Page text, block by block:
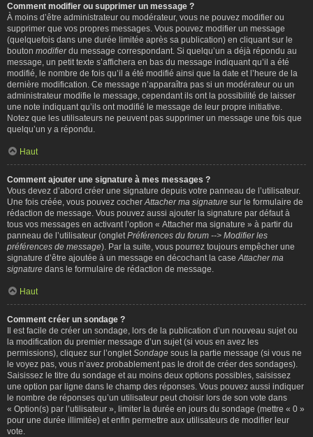
Comment modifier ou supprimer un message ?
À moins d’être administrateur ou modérateur, vous ne pouvez modifier ou
supprimer que vos propres messages. Vous pouvez modifier un message
(quelquefois dans une durée limitée après sa publication) en cliquant sur le
bouton modifierdu message correspondant. Si quelqu’un a déjà répondu au
message, un petit texte s’affichera en bas du message indiquant qu’il a été
modifié, le nombre de fois qu’il a été modifié ainsi que la date et l’heure de la
dernière modification. Ce message n’apparaîtra pas si un modérateur ou un
administrateur modifie le message, cependant ils ont la possibilité de laisser
une note indiquant qu’ils ont modifié le message de leur propre initiative.
Notez que les utilisateurs ne peuvent pas supprimer un message une fois que
quelqu’un y a répondu.
Haut
Comment ajouter une signature à mes messages ?
Vous devez d’abord créer une signature depuis votre panneau de l’utilisateur.
Une fois créée, vous pouvez cocher Attacher ma signature sur le formulaire de
rédaction de message. Vous pouvez aussi ajouter la signature par défaut à
tous vos messages en activant l’option « Attacher ma signature » à partir du
panneau de l’utilisateur (onglet Préférences du forum --> Modifier les
préférences de message). Par la suite, vous pourrez toujours empêcher une
signature d’être ajoutée à un message en décochant la case Attacher ma
signature dans le formulaire de rédaction de message.
Haut
Comment créer un sondage ?
Il est facile de créer un sondage, lors de la publication d’un nouveau sujet ou
la modification du premier message d’un sujet (si vous en avez les
permissions), cliquez sur l’onglet Sondage sous la partie message (si vous ne
le voyez pas, vous n’avez probablement pas le droit de créer des sondages).
Saisissez le titre du sondage et au moins deux options possibles, saisissez
une option par ligne dans le champ des réponses. Vous pouvez aussi indiquer
le nombre de réponses qu’un utilisateur peut choisir lors de son vote dans
« Option(s) par l’utilisateur », limiter la durée en jours du sondage (mettre « 0 »
pour une durée illimitée) et enfin permettre aux utilisateurs de modifier leur
vote.